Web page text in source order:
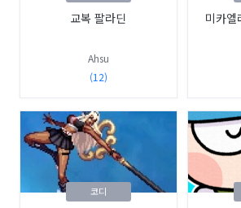
교복 팔라딘
Ahsu
(12)
미카엘
코디